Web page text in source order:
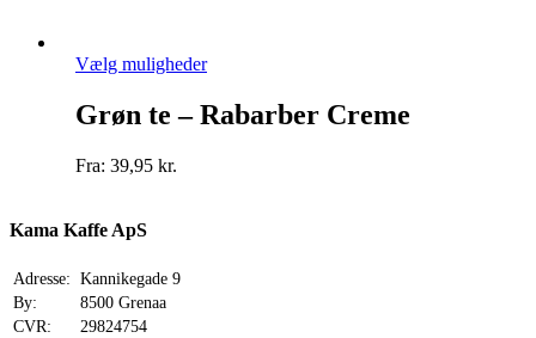
varesiden
Vælg mulighederDette
har
flere
Grøn te – Rabarber Creme
Fra: 39,95 kr.
Kama Kaffe ApS
Adresse: Kannikegade 9
By:
8500 Grenaa
CVR:
29824754